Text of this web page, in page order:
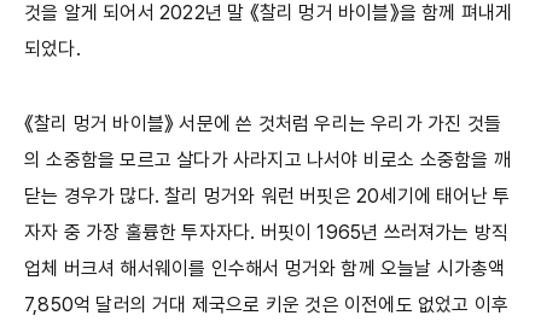
것을 알게 되어서 2022년 말 《찰리 멍거 바이블》을 함께 펴내게
되었다.
《찰리 멍거 바이블》 서문에 쓴 것처럼 우리는 우리가 가진 것들
의 소중함을 모르고 살다가 사라지고 나서야 비로소 소중함을 깨
닫는 경우가 많다. 찰리 멍거와 워런 버핏은 20세기에 태어난 투
자자 중 가장 훌륭한 투자자다. 버핏이 1965년 쓰러져가는 방직
업체 버크셔 해서웨이를 인수해서 멍거와 함께 오늘날 시가총액
7,850억 달러의 거대 제국으로 키운 것은 이전에도 없었고 이후